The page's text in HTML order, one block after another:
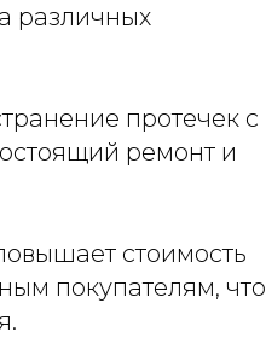
различных
протечек с
ремонт и
стоимость
покупателям, что